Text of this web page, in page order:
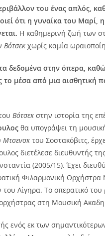
του ένας απλός,
ότι η γυναίκα του
Η καθημερινή ζωή των
Βότσεκ χωρίς καμία
δεδομένα στην όπερα,
μέσα από μια αισθητική
Βότσεκ στην ιστορία της
θα υπογράψει τη
Μτσενσκ του Σοστακόβιτς,
διετέλεσε
(2005/15). Έχει
Φιλαρμονική
Λίγηρα. Το οπερατικό
στη Μουσική
ενός εκ των